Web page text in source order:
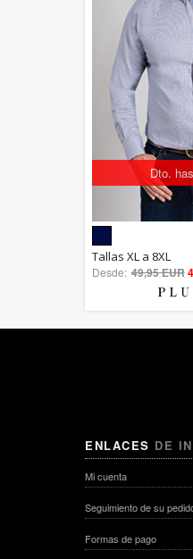
Dto.
5.00
out
Tallas XL a 8XL
Desde: 49,95 EUR
ENLACES DE
Mi cuenta
Seguimiento de su
Formas de pago